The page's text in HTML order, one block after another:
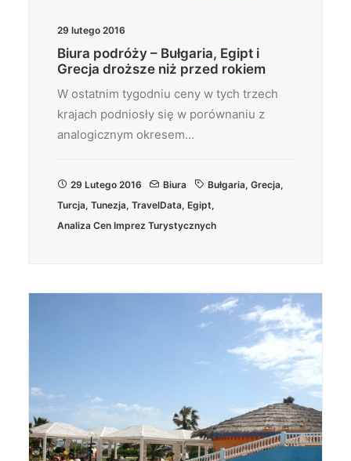
29 lutego 2016
Biura podróży – Bułgaria, Egipt i
Grecja droższe niż przed rokiem
W ostatnim tygodniu ceny w tych trzech
krajach podniosły się w porównaniu z
analogicznym okresem…
29 Lutego 2016 Biura Bułgaria, Grecja,
Turcja, Tunezja, TravelData, Egipt,
Analiza Cen Imprez Turystycznych